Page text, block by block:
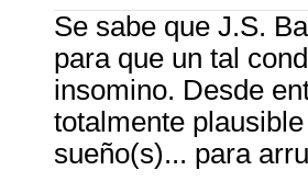
Se sabe que J.S.
para que un tal
insomino. Desde
totalmente
sueño(s)... para